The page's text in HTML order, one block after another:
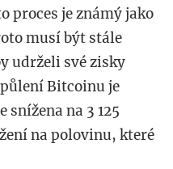
proces je známý jako
musí být stále
udrželi své zisky
Bitcoinu je
snížena na 3 125
na polovinu, které